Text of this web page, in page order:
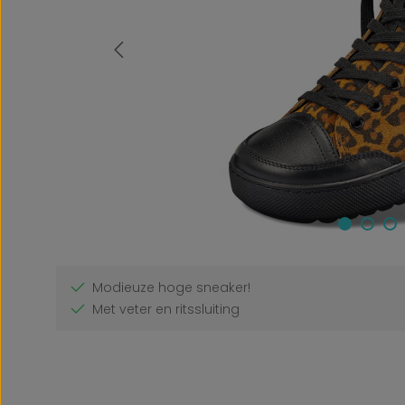
Modieuze hoge sneaker!
Met veter en ritssluiting